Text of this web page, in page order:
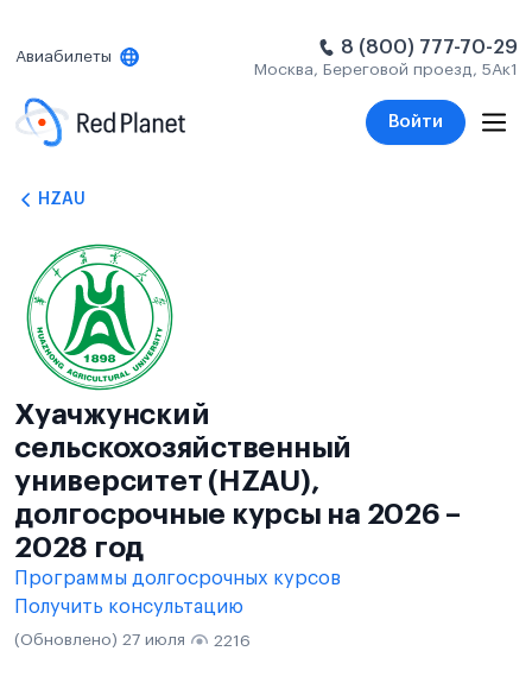
Авиабилеты 8 (800) 777-70-29
Москва, Береговой проезд, 5Ак1
Войти
HZAU
Хуачжунский
сельскохозяйственный
университет (HZAU),
долгосрочные курсы на 2026 –
2028 год
Программы долгосрочных курсов
Получить консультацию
(Обновлено) 27 июля 2216